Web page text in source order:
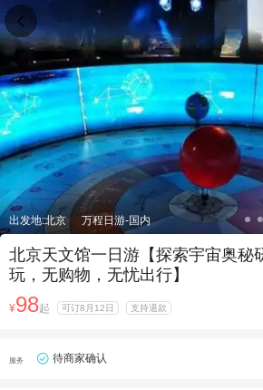
出发地:北京 万程日游-国内
北京天文馆一日游【探索宇宙奥秘
玩，无购物，无忧出行】
¥98起 可订8月12日 支持退款
服务 待商家确认
